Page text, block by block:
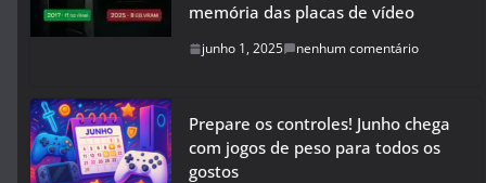
memória das placas de vídeo
junho 1, 2025 nenhum comentário
Prepare os controles! Junho chega
com jogos de peso para todos os
gostos